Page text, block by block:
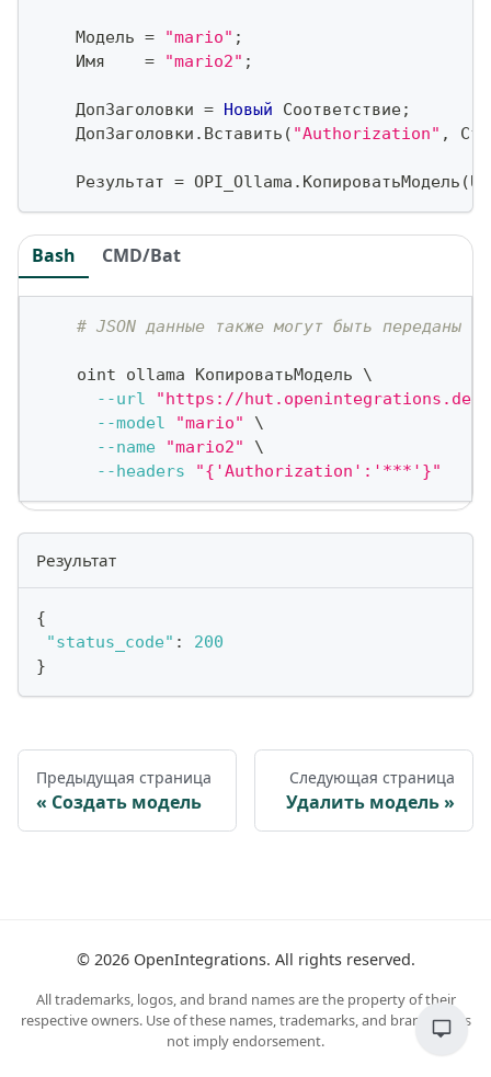
    Модель
= "mario" ;
    Имя
= "mario2" ;
    ДопЗаголовки
= Новый Соответствие;
    ДопЗаголовки
. Вставить ( "Authorization" ,
    Результат
= OPI_Ollama . КопироватьМодель (
Bash CMD/Bat
# JSON данные также могут быть переданы
    oint ollama КопироватьМодель
\
--url
"https://hut.openintegrations.dev/
--model
"mario"
\
--name
"mario2"
\
--headers
"{'Authorization':'***'}"
Результат
{
"status_code" :
200
}
Предыдущая страница
Создать модель
Следующая страница
Удалить модель
© 2026OpenIntegrations. All rights reserved.
All trademarks, logos, and brand names are the property of their
respective owners. Use of these names, trademarks, and brands does
not imply endorsement.